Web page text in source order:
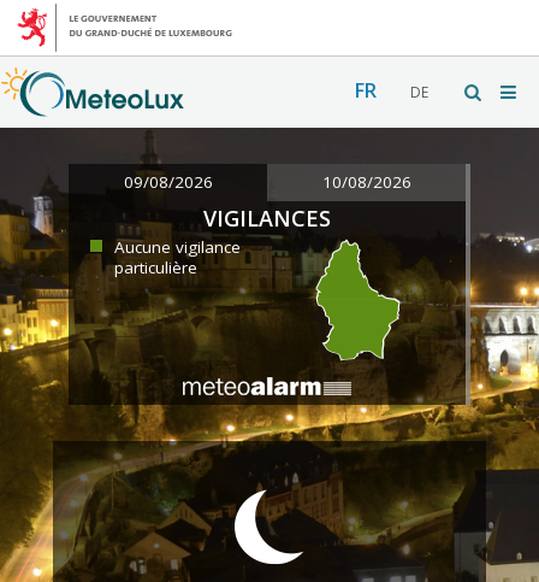
FR DE
09/08/2026 10/08/2026
VIGILANCES
Aucune vigilance
particulière